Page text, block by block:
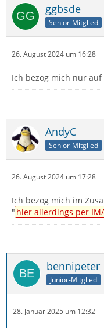
ggbsde
Senior-Mitglied
26. August 2024 um 16:28
Ich bezog mich nur
AndyC
Senior-Mitglied
26. August 2024 um 17:28
Ich bezog mich im
" hier allerdings per
bennipeter
Junior-Mitglied
28. Januar 2025 um 12:32